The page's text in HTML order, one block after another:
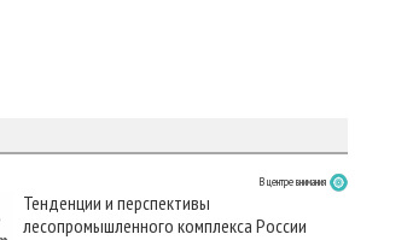
В центре внимания
Тенденции и перспективы
лесопромышленного комплекса России